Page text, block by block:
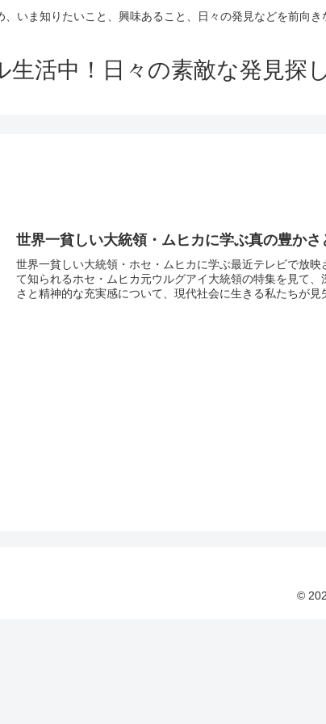
いま知りたいこと、興味あること、日々の発見などを前向き
生活中！日々の素敵な発見探
世界一貧しい大統領・ムヒカに学ぶ真の豊かさ
世界一貧しい大統領・ホセ・ムヒカに学ぶ最近テレビで放
て知られるホセ・ムヒカ元ウルグアイ大統領の特集を見て
さと精神的な充実感について、現代社会に生きる私たちが見
©